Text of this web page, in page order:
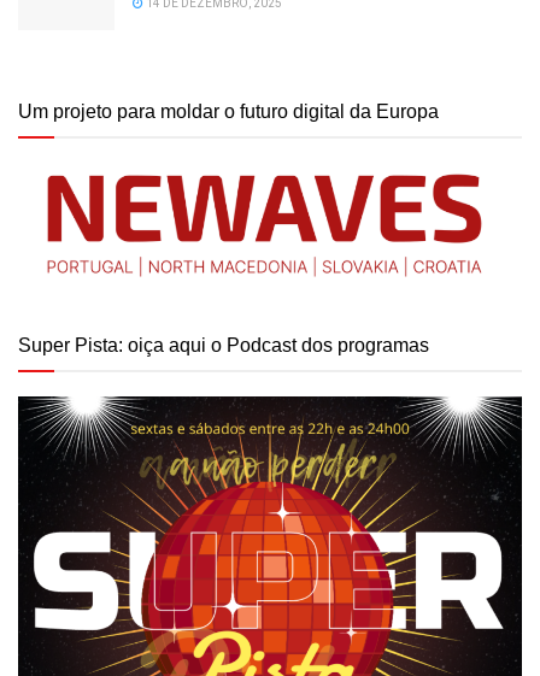
14 DE DEZEMBRO, 2025
Um projeto para moldar o futuro digital da Europa
Super Pista: oiça aqui o Podcast dos programas